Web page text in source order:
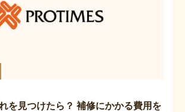
を見つけたら？ 補修にかかる費用を